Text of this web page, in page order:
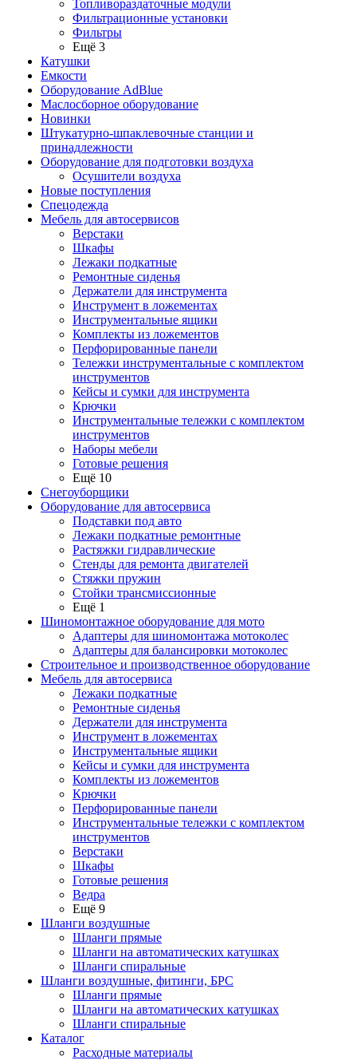
Топливораздаточные модули
Фильтрационные установки
Фильтры
Ещё 3
Катушки
Емкости
Оборудование AdBlue
Маслосборное оборудование
Новинки
Штукатурно-шпаклевочные станции и
принадлежности
Оборудование для подготовки воздуха
Осушители воздуха
Новые поступления
Спецодежда
Мебель для автосервисов
Верстаки
Шкафы
Лежаки подкатные
Ремонтные сиденья
Держатели для инструмента
Инструмент в ложементах
Инструментальные ящики
Комплекты из ложементов
Перфорированные панели
Тележки инструментальные с комплектом
инструментов
Кейсы и сумки для инструмента
Крючки
Инструментальные тележки с комплектом
инструментов
Наборы мебели
Готовые решения
Ещё 10
Снегоуборщики
Оборудование для автосервиса
Подставки под авто
Лежаки подкатные ремонтные
Растяжки гидравлические
Стенды для ремонта двигателей
Стяжки пружин
Стойки трансмиссионные
Ещё 1
Шиномонтажное оборудование для мото
Адаптеры для шиномонтажа мотоколес
Адаптеры для балансировки мотоколес
Строительное и производственное оборудование
Мебель для автосервиса
Лежаки подкатные
Ремонтные сиденья
Держатели для инструмента
Инструмент в ложементах
Инструментальные ящики
Кейсы и сумки для инструмента
Комплекты из ложементов
Крючки
Перфорированные панели
Инструментальные тележки с комплектом
инструментов
Верстаки
Шкафы
Готовые решения
Ведра
Ещё 9
Шланги воздушные
Шланги прямые
Шланги на автоматических катушках
Шланги спиральные
Шланги воздушные, фитинги, БРС
Шланги прямые
Шланги на автоматических катушках
Шланги спиральные
Каталог
Расходные материалы